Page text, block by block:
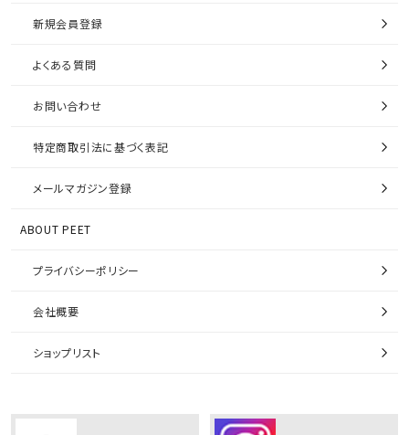
新規会員登録
よくある質問
お問い合わせ
特定商取引法に基づく表記
メールマガジン登録
ABOUT PEET
プライバシーポリシー
会社概要
ショップリスト